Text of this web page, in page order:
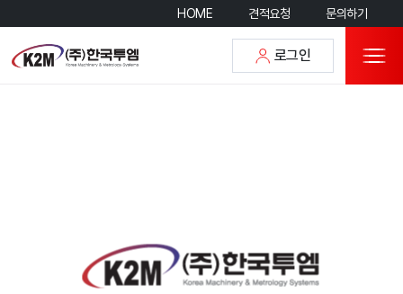
HOME 견적요청 문의하기
로그인